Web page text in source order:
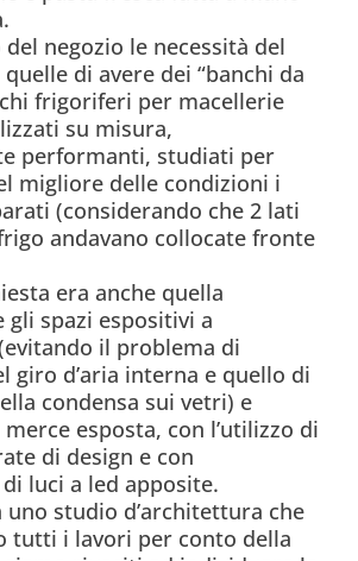
negozio le necessità del
di avere dei “banchi da
frigoriferi per macellerie
su misura,
performanti, studiati per
migliore delle condizioni i
(considerando che 2 lati
andavano collocate fronte
era anche quella
gli spazi espositivi a
il problema di
giro d’aria interna e quello di
condensa sui vetri) e
esposta, con l’utilizzo di
di design e con
luci a led apposite.
uno studio d’architettura che
tutti i lavori per conto della